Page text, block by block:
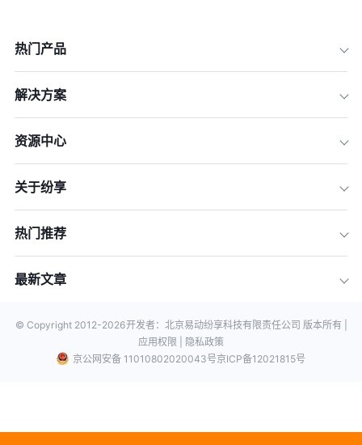
热门产品
解决方案
资源中心
关于纷享
热门推荐
最新文章
© Copyright 2012-2026开发者：北京易动纷享科技有限责任公司 版本所有 |
应用权限 |
隐私政策
京公网安备 11010802020043号京ICP备12021815号